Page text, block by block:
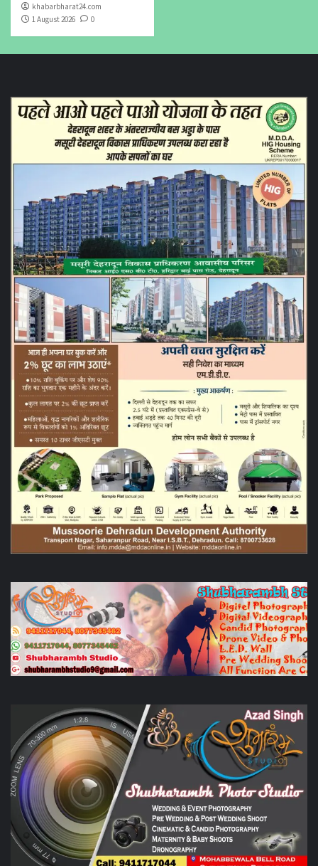
khabarbharat24.com
1 August 2026
0